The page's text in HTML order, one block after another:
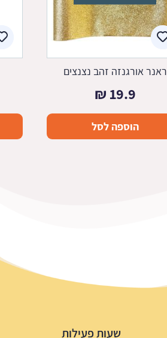
ראנר אורגנזה זהב נצנצים
19.9
₪
הוספה לסל
שעות פעילות